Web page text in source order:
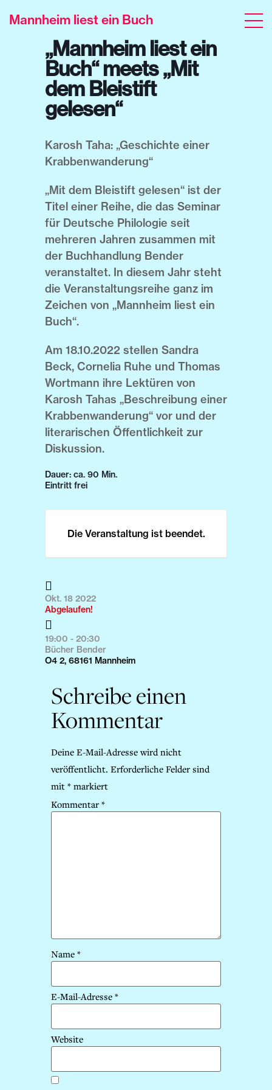
Mannheim liest ein Buch
„Mannheim liest ein
Buch“ meets „Mit
dem Bleistift
gelesen“
Karosh Taha: „Geschichte einer
Krabbenwanderung“
„Mit dem Bleistift gelesen“ ist der
Titel einer Reihe, die das Seminar
für Deutsche Philologie seit
mehreren Jahren zusammen mit
der Buchhandlung Bender
veranstaltet. In diesem Jahr steht
die Veranstaltungsreihe ganz im
Zeichen von „Mannheim liest ein
Buch“.
Am 18.10.2022 stellen Sandra
Beck, Cornelia Ruhe und Thomas
Wortmann ihre Lektüren von
Karosh Tahas „Beschreibung einer
Krabbenwanderung“ vor und der
literarischen Öffentlichkeit zur
Diskussion.
Dauer: ca. 90 Min.
Eintritt frei
Die Veranstaltung ist beendet.
Okt. 18 2022
Abgelaufen!
19:00 - 20:30
Bücher Bender
O4 2, 68161 Mannheim
Schreibe einen
Kommentar
Deine E-Mail-Adresse wird nicht
veröffentlicht. Erforderliche Felder sind
mit * markiert
Kommentar *
Name *
E-Mail-Adresse *
Website